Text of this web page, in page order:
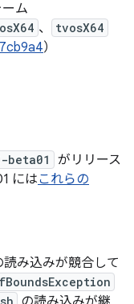
ム
、 tvosX64
7cb9a4）
がリリース
にはこれらの
読み込みが競合して